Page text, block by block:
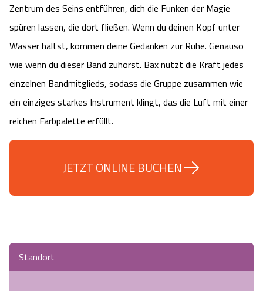
Pensionen
Camping
Urlaub mit Hund
Last Minute
Anreise
Videos
Shop
Fahrrad Urlaub
Reiten
Kutschen
Regionale Küche
Tiere
Naturhotels
Weltvogelpark Walsrode
Wildpark Lüneburger Heide
Wildpark Schwarze Berge
Das verrückte Haus
THERMEplus® Unterkünfte
Veranstaltungen
Sehenswürdigkeiten Celle
Shopping Celle
Kulinarisches Celle
Unterkünfte Celle
Zentrum des Seins entführen, dich die Funken der Magie
spüren lassen, die dort fließen. Wenn du deinen Kopf unter
Wasser hältst, kommen deine Gedanken zur Ruhe. Genauso
wie wenn du dieser Band zuhörst. Bax nutzt die Kraft jedes
einzelnen Bandmitglieds, sodass die Gruppe zusammen wie
ein einziges starkes Instrument klingt, das die Luft mit einer
reichen Farbpalette erfüllt.
JETZT ONLINE BUCHEN
Standort